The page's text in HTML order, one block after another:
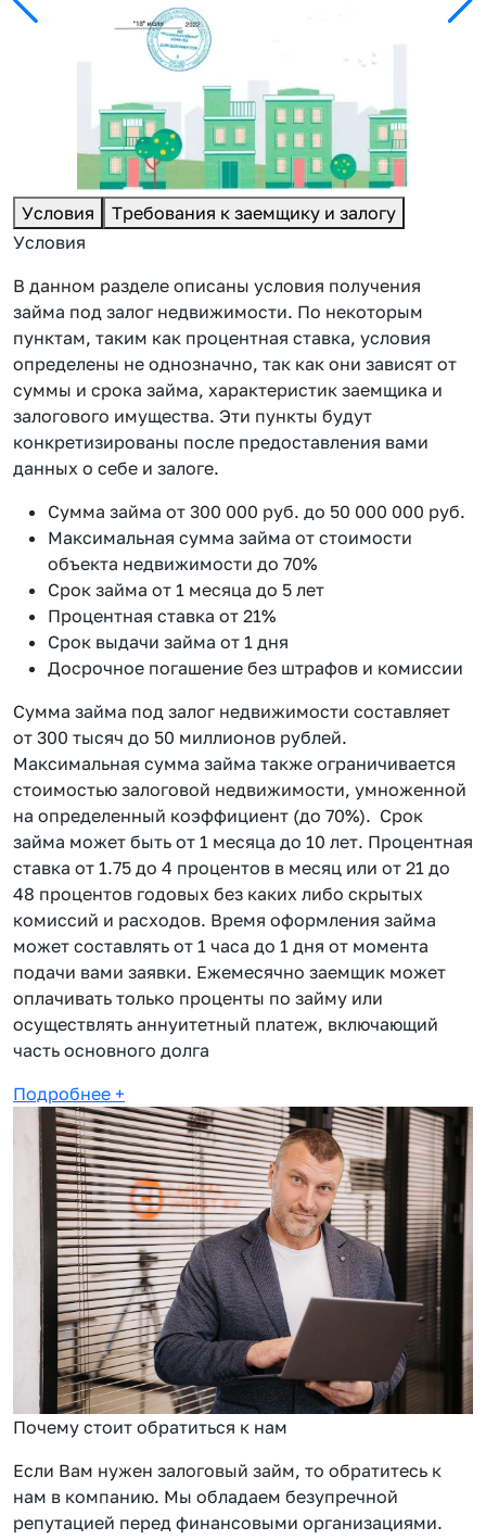
Условия
Требования к заемщику и залогу
Условия
В данном разделе описаны условия получения
займа под залог недвижимости. По некоторым
пунктам, таким как процентная ставка, условия
определены не однозначно, так как они зависят от
суммы и срока займа, характеристик заемщика и
залогового имущества. Эти пункты будут
конкретизированы после предоставления вами
данных о себе и залоге.
Сумма займа от 300 000 руб. до 50 000 000 руб.
Максимальная сумма займа от стоимости
объекта недвижимости до 70%
Срок займа от 1 месяца до 5 лет
Процентная ставка от 21%
Срок выдачи займа от 1 дня
Досрочное погашение без штрафов и комиссии
Сумма займа под залог недвижимости составляет
от 300 тысяч до 50 миллионов рублей.
Максимальная сумма займа также ограничивается
стоимостью залоговой недвижимости, умноженной
на определенный коэффициент (до 70%). Срок
займа может быть от 1 месяца до 10 лет. Процентная
ставка от 1.75 до 4 процентов в месяц или от 21 до
48 процентов годовых без каких либо скрытых
комиссий и расходов. Время оформления займа
может составлять от 1 часа до 1 дня от момента
подачи вами заявки. Ежемесячно заемщик может
оплачивать только проценты по займу или
осуществлять аннуитетный платеж, включающий
часть основного долга
Подробнее +
Почему стоит обратиться к нам
Если Вам нужен залоговый займ, то обратитесь к
нам в компанию. Мы обладаем безупречной
репутацией перед финансовыми организациями.